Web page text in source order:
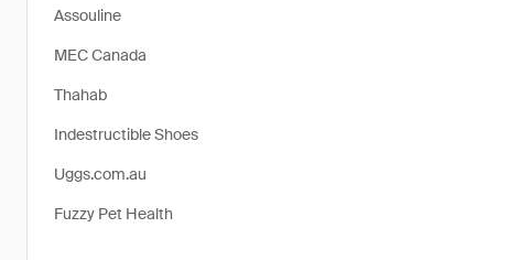
Assouline
MEC Canada
Thahab
Indestructible Shoes
Uggs.com.au
Fuzzy Pet Health